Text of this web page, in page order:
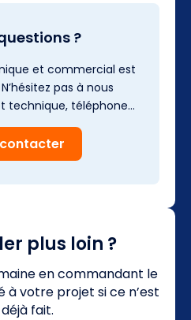
?
et commercial est
pas à nous
technique, téléphone…
plus loin ?
en commandant le
à votre projet si ce n’est
fait.